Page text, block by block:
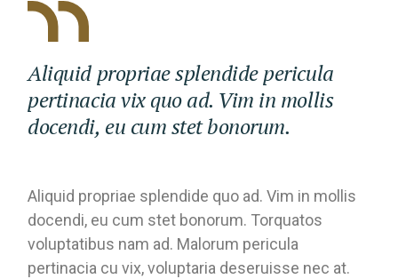
Aliquid propriae splendide pericula
pertinacia vix quo ad. Vim in mollis
docendi, eu cum stet bonorum.
Aliquid propriae splendide quo ad. Vim in mollis
docendi, eu cum stet bonorum. Torquatos
voluptatibus nam ad. Malorum pericula
pertinacia cu vix, voluptaria deseruisse nec at.